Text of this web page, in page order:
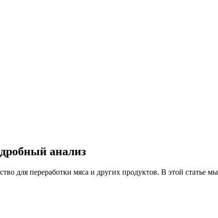
анализ
для переработки мяса и других продуктов. В этой статье